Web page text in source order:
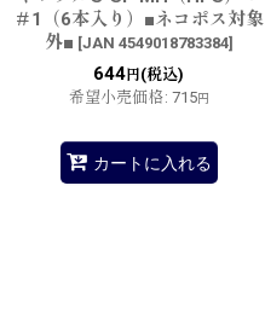
＃1（6本入り）■ネコポス対象
外■ [JAN 4549018783384]
644 円(税込)
希望小売価格: 715円
カートに入れる